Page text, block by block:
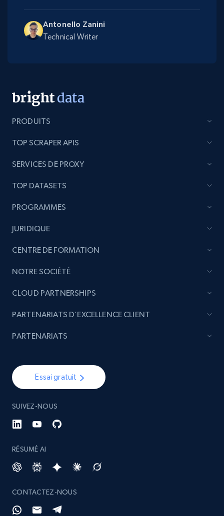
Antonello Zanini
Technical Writer
PRODUITS
TOP SCRAPER APIS
SERVICES DE PROXY
TOP DATASETS
PROGRAMMES
JURIDIQUE
CENTRE DE FORMATION
NOTRE SOCIÉTÉ
Essai gratuit
SUIVEZ-NOUS
RÉSUMÉ AI
CONTACTEZ-NOUS
CLOUD PARTNERSHIPS
PARTENARIATS D’EXCELLENCE CLIENT
PARTENARIATS